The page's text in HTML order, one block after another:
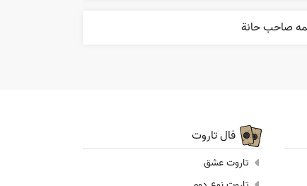
صاحب حانة
فال تاروت
تاروت عشق